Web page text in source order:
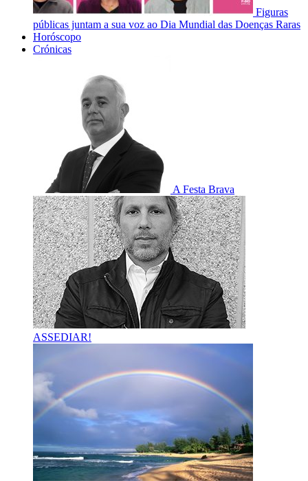
Figuras
públicas juntam a sua voz ao Dia Mundial das Doenças Raras
Horóscopo
Crónicas
A Festa Brava
ASSEDIAR!